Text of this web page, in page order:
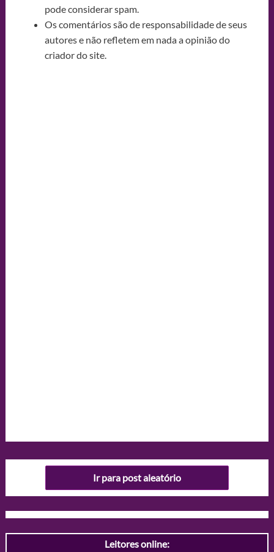
pode considerar spam.
Os comentários são de responsabilidade de seus
autores e não refletem em nada a opinião do
criador do site.
Ir para post aleatório
Leitores online: